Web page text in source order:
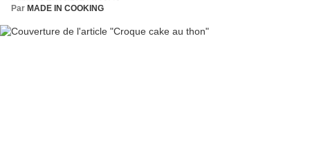
Par MADE IN COOKING